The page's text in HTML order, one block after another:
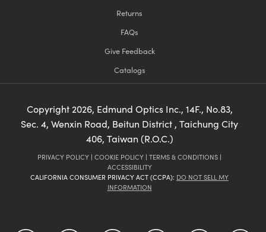
Returns
FAQs
Give Feedback
Catalogs
Copyright 2026, Edmund Optics Inc., 14F., No.83,
Sec. 4, Wenxin Road, Beitun District , Taichung City
406, Taiwan (R.O.C.)
PRIVACY POLICY | COOKIE POLICY | TERMS & CONDITIONS |
ACCESSIBILITY
CALIFORNIA CONSUMER PRIVACY ACT (CCPA): DO NOT SELL MY
INFORMATION